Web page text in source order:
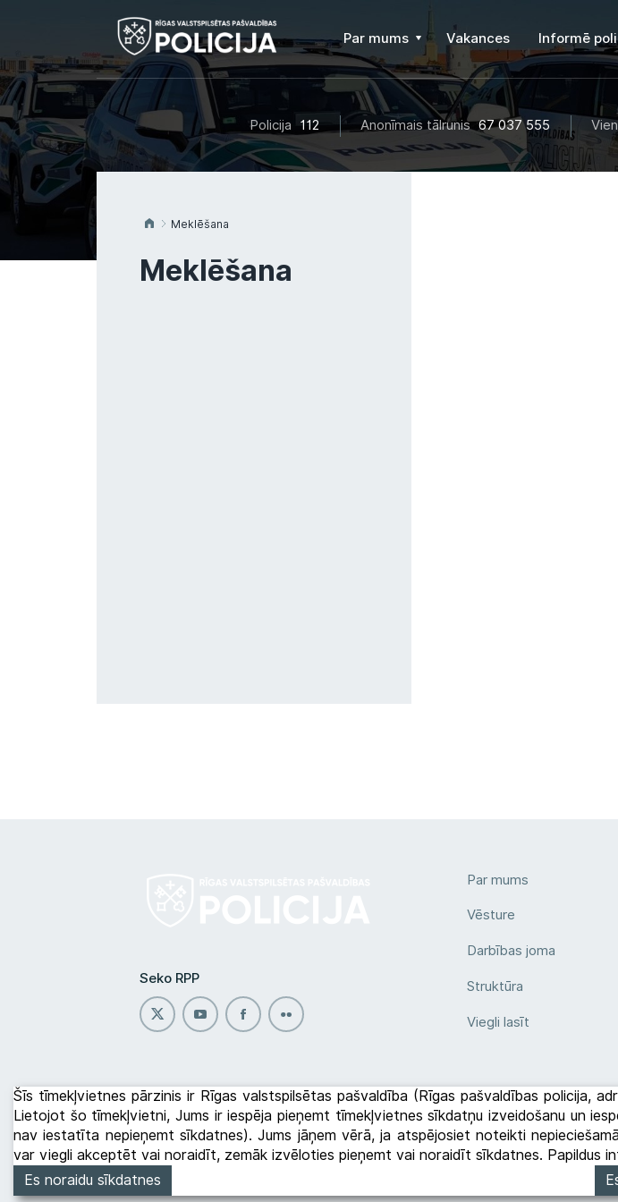
Par mums Vakances Informē
Policija 112 Anonīmais tālrunis 67 037 555
Meklēšana
Meklēšana
Seko RPP
Par mums
Vēsture
Darbības joma
Struktūra
Viegli lasīt
Rīgas pašvaldības policija © 2026
Šīs tīmekļvietnes pārzinis ir Rīgas valstspilsētas pašvaldība (Rīgas pašvaldības policija,
Lietojot šo tīmekļvietni, Jums ir iespēja pieņemt tīmekļvietnes sīkdatņu izveidošanu un
nav iestatīta nepieņemt sīkdatnes). Jums jāņem vērā, ja atspējosiet noteikti
var viegli akceptēt vai noraidīt, zemāk izvēloties pieņemt vai noraidīt sīkdatnes. Papildus
Es noraidu sīkdatnes